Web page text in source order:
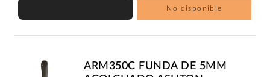
No disponible
ARM350C FUNDA DE 5MM